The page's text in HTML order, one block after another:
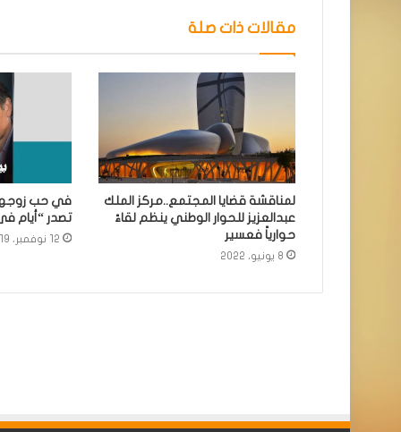
مقالات ذات صلة
لمناقشة قضايا المجتمع..مركز الملك
عبدالعزيز للحوار الوطني ينظم لقاءً
حوارياً فعسير
8 يونيو، 2022
في حب
تصدر “أيام
12 نوفمبر، 2019